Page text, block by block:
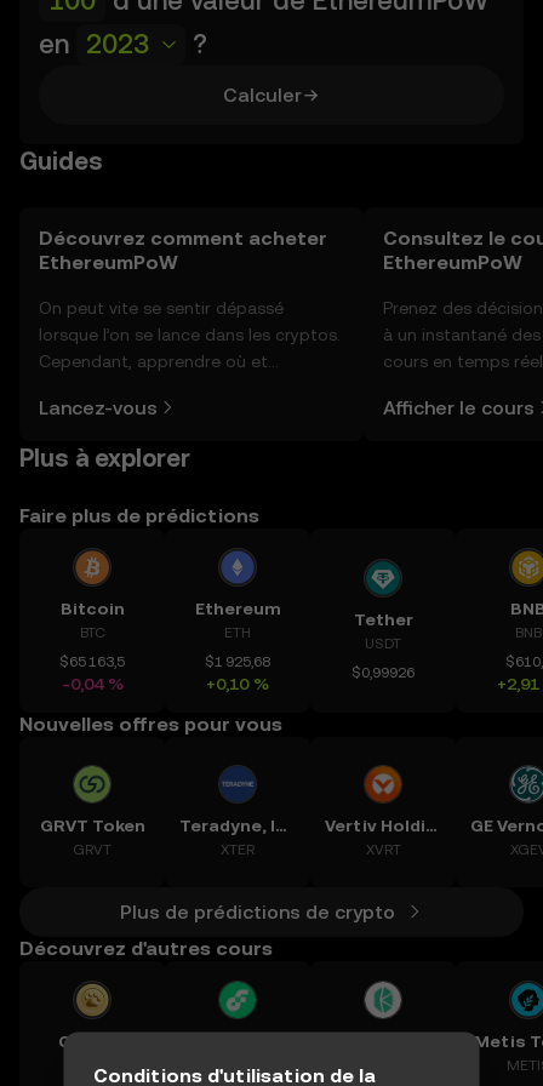
en 2023 ?
Calculer
Guides
Découvrez comment acheter
EthereumPoW
On peut vite se sentir dépassé
lorsque l’on se lance dans les cryptos.
Cependant, apprendre où et
plus simple que vous ne l’imaginez.
l'application mobile OKX ou
Lancez-vous
Consultez le
EthereumPoW
Prenez des
à un instantané
cours en temps
communauté, des
Afficher le cours
Plus à explorer
Faire plus de prédictions
Bitcoin
BTC
$65 163,5
-0,04 %
Ethereum
ETH
$1 925,68
+0,10 %
Tether
USDT
$0,99926
BNB
Nouvelles offres pour vous
GRVT Token
GRVT
Teradyne, Inc.
XTER
Vertiv Holdings, LLC
XVRT
Plus de prédictions de crypto
Découvrez d'autres cours
Catizen
CATI FLOW
Metis
Conditions d'utilisation de la